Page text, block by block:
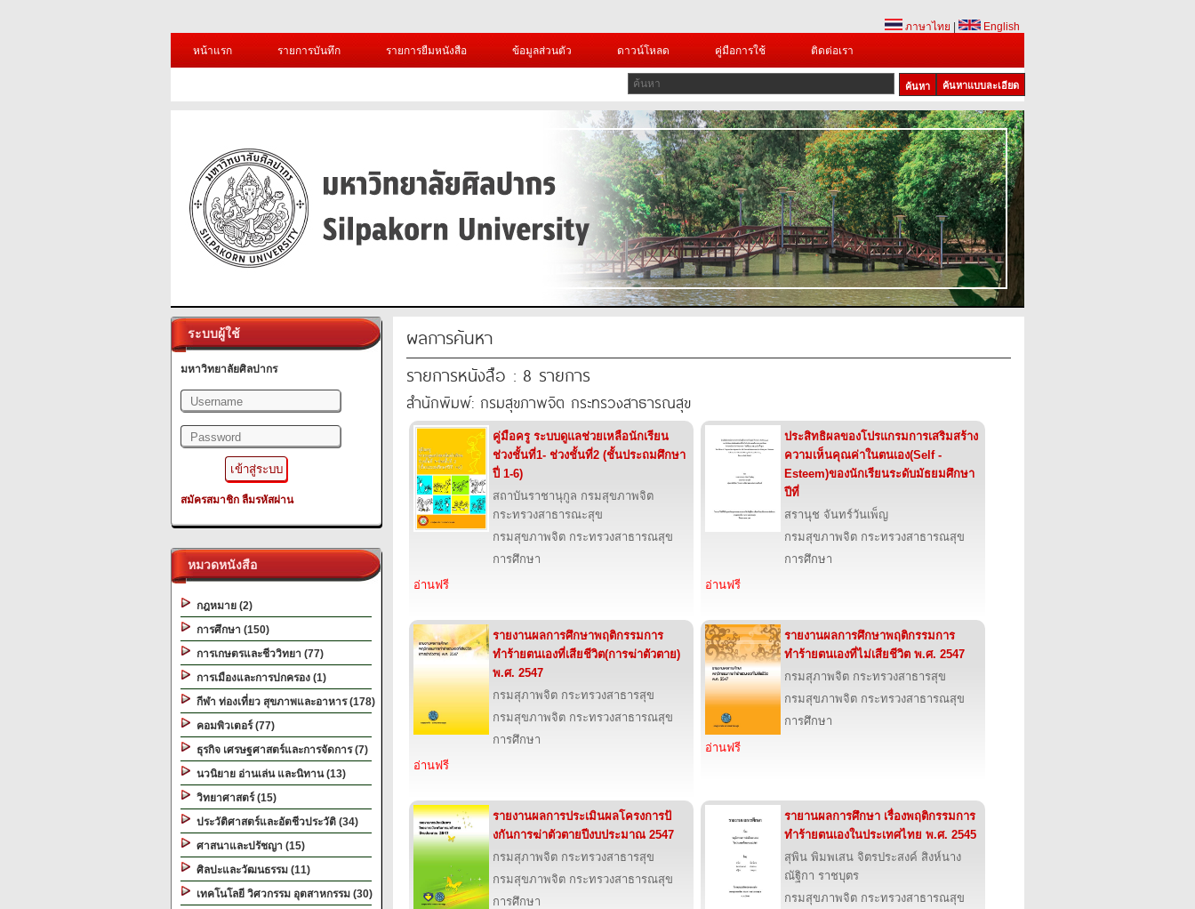
ภาษาไทย
English
หน้าแรก
รายการบันทึก รายการยืมหนังสือ ข้อมูลส่วนตัว ดาวน์โหลด คู่มือการใช้ ติดต่อเรา
ค้นหาแบบละเอียด
ระบบผู้ใช้
มหาวิทยาลัยศิลปากร
สมัครสมาชิก ลืมรหัสผ่าน
หมวดหนังสือ
กฎหมาย (2)
การศึกษา (150)
การเกษตรและชีววิทยา (77)
การเมืองและการปกครอง (1)
กีฬา ท่องเที่ยว สุขภาพและอาหาร (178)
คอมพิวเตอร์ (77)
ธุรกิจ เศรษฐศาสตร์และการจัดการ (7)
นวนิยาย อ่านเล่น และนิทาน (13)
วิทยาศาสตร์ (15)
ประวัติศาสตร์และอัตชีวประวัติ (34)
ศาสนาและปรัชญา (15)
ศิลปะและวัฒนธรรม (11)
เทคโนโลยี วิศวกรรม อุตสาหกรรม (30)
ผลการค้นหา
รายการหนังสือ : 8 รายการ
สำนักพิมพ์: กรมสุขภาพจิต กระทรวงสาธารณสุข
คู่มือครู ระบบดูแลช่วยเหลือนักเรียน
ช่วงชั้นที่1- ช่วงชั้นที่2 (ชั้นประถมศึกษา
ปี่ 1-6)
สถาบันราชานุกูล กรมสุขภาพจิต
กระทรวงสาธารณะสุข
กรมสุขภาพจิต กระทรวงสาธารณสุข
การศึกษา
อ่านฟรี
ประสิทธิผลของโปรแกรมการเสริมสร้าง
ความเห็นคุณค่าในตนเอง(Self -
Esteem)ของนักเรียนระดับมัธยมศึกษา
ปีที่
สรานุช จันทร์วันเพ็ญ
กรมสุขภาพจิต กระทรวงสาธารณสุข
การศึกษา
อ่านฟรี
รายงานผลการศึกษาพฤติกรรมการ
ทำร้ายตนเองที่เสียชีวิต(การฆ่าตัวตาย)
พ.ศ. 2547
กรมสุภาพจิต กระทรวงสาธารสุข
กรมสุขภาพจิต กระทรวงสาธารณสุข
การศึกษา
อ่านฟรี
รายงานผลการศึกษาพฤติกรรมการ
ทำร้ายตนเองที่ไม่เสียชีวิต พ.ศ. 2547
กรมสุภาพจิต กระทรวงสาธารสุข
กรมสุขภาพจิต กระทรวงสาธารณสุข
การศึกษา
อ่านฟรี
รายงานผลการประเมินผลโครงการป้
งกันการฆ่าตัวตายปีงบประมาณ 2547
กรมสุภาพจิต กระทรวงสาธารสุข
กรมสุขภาพจิต กระทรวงสาธารณสุข
การศึกษา
รายานผลการศึกษา เรื่องพฤติกรรมการ
ทำร้ายตนเองในประเทศไทย พ.ศ. 2545
สุพิน พิมพเสน จิตรประสงค์ สิงห์นาง
ณัฐิกา ราชบุตร
กรมสุขภาพจิต กระทรวงสาธารณสุข